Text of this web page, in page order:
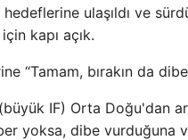
ulaşıldı ve
kapı açık.
“Tamam, bırakın da
IF) Orta Doğu'dan
yoksa, dibe vurduğuna